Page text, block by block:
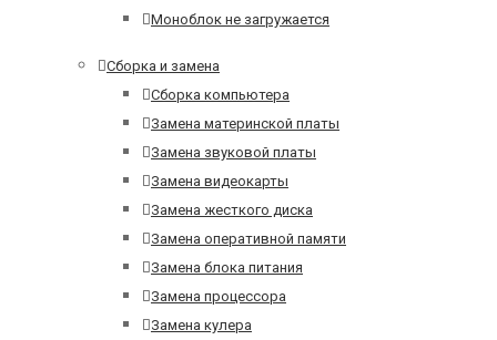
Моноблок не загружается
Сборка и замена
Сборка компьютера
Замена материнской платы
Замена звуковой платы
Замена видеокарты
Замена жесткого диска
Замена оперативной памяти
Замена блока питания
Замена процессора
Замена кулера